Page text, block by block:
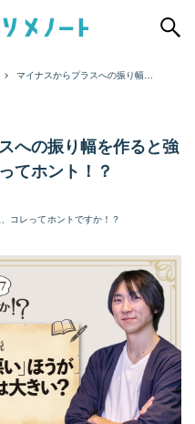
マイナスからプラスへの振り幅を
への振り幅を作ると強
てホント！？
コレってホントですか！？